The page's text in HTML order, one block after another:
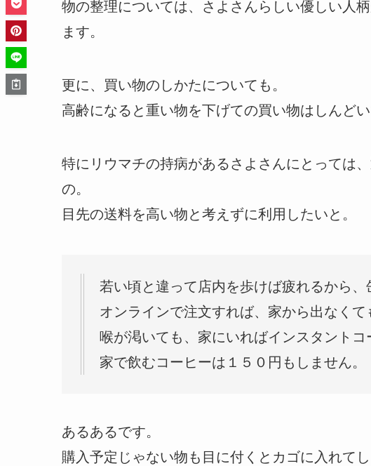
物の整理については、さよさんらしい優しい人
ます。
更に、買い物のしかたについても。
高齢になると重い物を下げての買い物はしんどい
特にリウマチの持病があるさよさんにとっては
の。
目先の送料を高い物と考えずに利用したいと。
若い頃と違って店内を歩けば疲れるから、
オンラインで注文すれば、家から出なくて
喉が渇いても、家にいればインスタントコ
家で飲むコーヒーは１５０円もしません。
あるあるです。
購入予定じゃない物も目に付くとカゴに入れて